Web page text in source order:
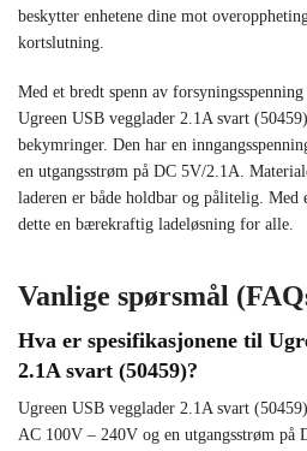
beskytter enhetene dine mot
kortslutning.
Med et bredt spenn av
Ugreen USB vegglader 2.1A svart
bekymringer. Den har en
en utgangsstrøm på DC 5V/2.1A.
laderen er både holdbar og pålitelig.
dette en bærekraftig ladeløsning for alle.
Vanlige spørsmål
Hva er spesifikasjonene til
2.1A svart (50459)?
Ugreen USB vegglader 2.1A svart
AC 100V – 240V og en utgangsstrøm på